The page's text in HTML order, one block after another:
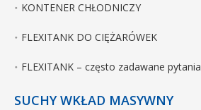
KONTENER CHŁODNICZY
FLEXITANK DO CIĘŻARÓWEK
FLEXITANK – często zadawane pytania
SUCHY WKŁAD MASYWNY